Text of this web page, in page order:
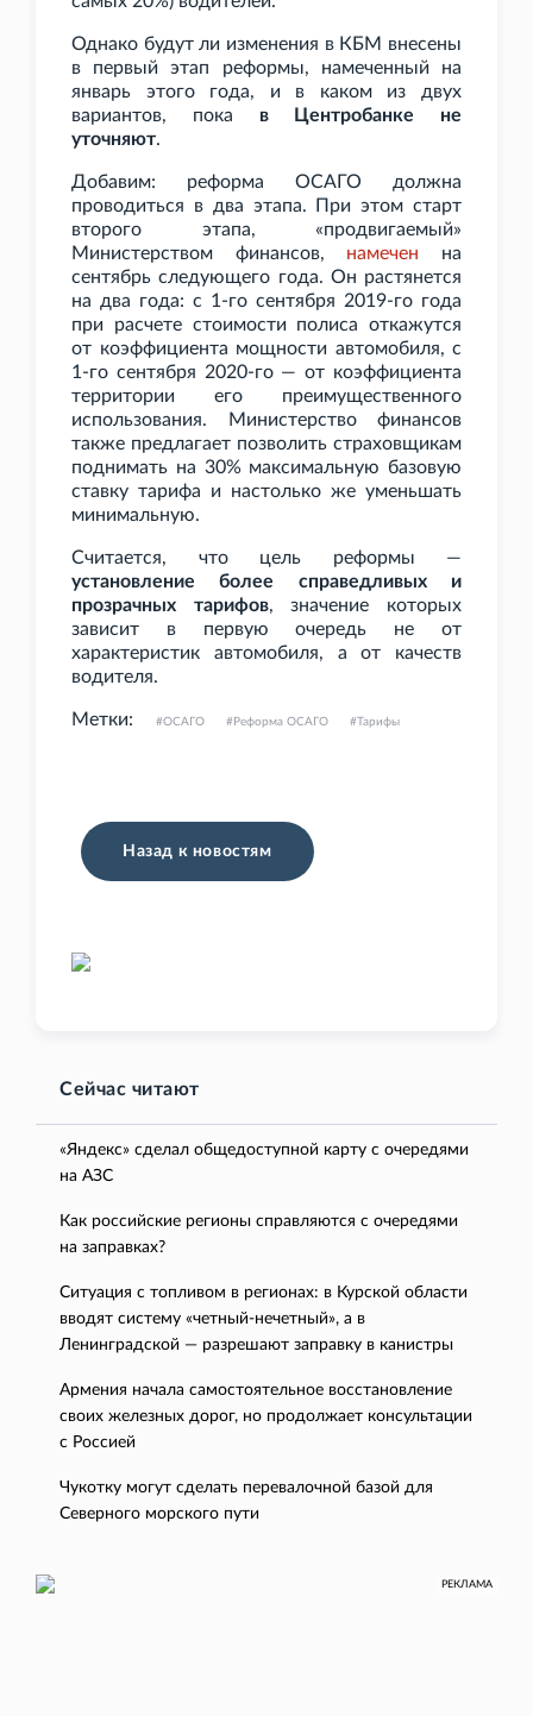
Однако будут ли изменения в КБМ внесены
в первый этап реформы, намеченный на
январь этого года, и в каком из двух
вариантов, пока в Центробанке не
уточняют.
Добавим: реформа ОСАГО должна
проводиться в два этапа. При этом старт
второго этапа, «продвигаемый»
Министерством финансов, намечен на
сентябрь следующего года. Он растянется
на два года: с 1-го сентября 2019-го года
при расчете стоимости полиса откажутся
от коэффициента мощности автомобиля, с
1-го сентября 2020-го — от коэффициента
территории его преимущественного
использования. Министерство финансов
также предлагает позволить страховщикам
поднимать на 30% максимальную базовую
ставку тарифа и настолько же уменьшать
минимальную.
Считается, что цель реформы —
установление более справедливых и
прозрачных тарифов, значение которых
зависит в первую очередь не от
характеристик автомобиля, а от качеств
водителя.
Метки: ОСАГО Реформа ОСАГО Тарифы
Назад к новостям
Сейчас читают
«Яндекс» сделал общедоступной карту с очередями
на АЗС
Как российские регионы справляются с очередями
на заправках?
Ситуация с топливом в регионах: в Курской области
вводят систему «четный-нечетный», а в
Ленинградской — разрешают заправку в канистры
Армения начала самостоятельное восстановление
своих железных дорог, но продолжает консультации
с Россией
Чукотку могут сделать перевалочной базой для
Северного морского пути
РЕКЛАМА